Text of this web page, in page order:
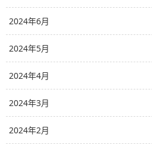
2024年6月
2024年5月
2024年4月
2024年3月
2024年2月